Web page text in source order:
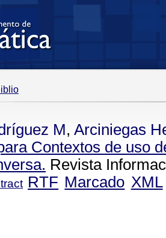
M, Arciniegas
Contextos de uso
Revista
RTF Marcado XML